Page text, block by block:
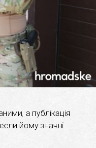
а публікація
йому значні